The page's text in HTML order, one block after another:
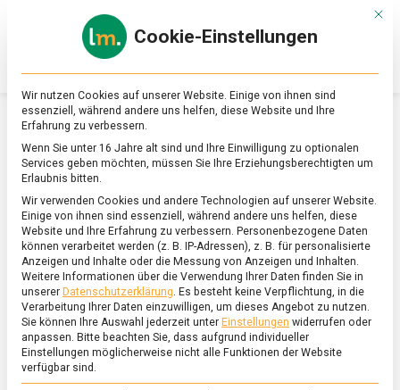
Online-
Magazin
zu
&
Ernährung
SCHLAGWORT:GENUSSMITTEL
Mit
Cookie-Einstellungen
Wir nutzen Cookies auf unserer Website. Einige von ihnen sind
essenziell, während andere uns helfen, diese Website und Ihre
Erfahrung zu verbessern.
Wenn Sie unter 16 Jahre alt sind und Ihre Einwilligung zu optionalen
Services geben möchten, müssen Sie Ihre Erziehungsberechtigten um
Erlaubnis bitten.
Wir verwenden Cookies und andere Technologien auf unserer Website.
Einige von ihnen sind essenziell, während andere uns helfen, diese
Website und Ihre Erfahrung zu verbessern. Personenbezogene Daten
können verarbeitet werden (z. B. IP-Adressen), z. B. für personalisierte
Anzeigen und Inhalte oder die Messung von Anzeigen und Inhalten.
Weitere Informationen über die Verwendung Ihrer Daten finden Sie in
unserer Datenschutzerklärung. Es besteht keine Verpflichtung, in die
Verarbeitung Ihrer Daten einzuwilligen, um dieses Angebot zu nutzen.
Sie können Ihre Auswahl jederzeit unter Einstellungen widerrufen oder
anpassen. Bitte beachten Sie, dass aufgrund individueller
Einstellungen möglicherweise nicht alle Funktionen der Website
verfügbar sind.